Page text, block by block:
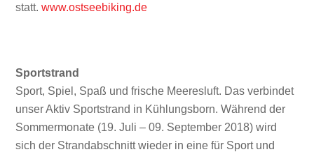
statt.www.ostseebiking.de
Sportstrand
Sport, Spiel, Spaß und frische Meeresluft. Das verbindet
unser Aktiv Sportstrand in Kühlungsborn. Während der
Sommermonate (19. Juli – 09. September 2018) wird
sich der Strandabschnitt wieder in eine für Sport und